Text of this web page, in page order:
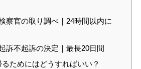
察官の取り調べ｜24時間以内に
訴不起訴の決定｜最長20日間
ためにはどうすればいい？